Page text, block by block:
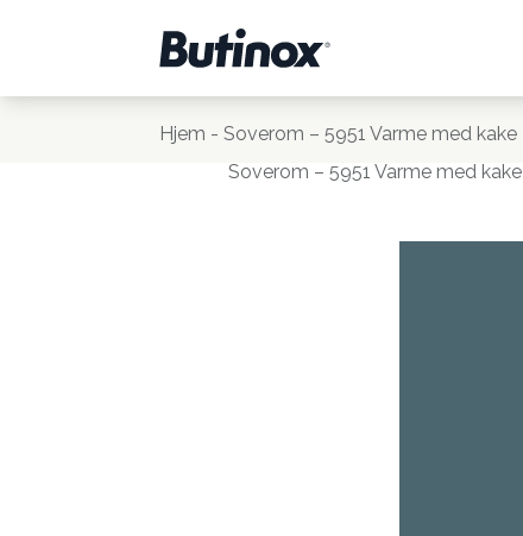
Hjem -Soverom – 5951 Varme med kake
Soverom – 5951 Varme med kake